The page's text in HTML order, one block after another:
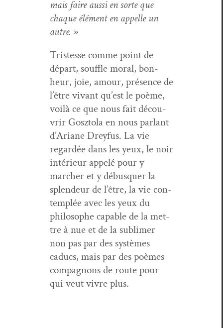
mais faire aus­si en sorte que
chaque élé­ment en appelle un
autre. »
Tristesse comme point de
départ, souf­fle moral, bon­
heur, joie, amour, présence de
l’être vivant qu’est le poème,
voilà ce que nous fait décou­
vrir Gosz­to­la en nous par­lant
d’Ariane Drey­fus. La vie
regardée dans les yeux, le noir
intérieur appelé pour y
marcher et y débus­quer la
splen­deur de l’être, la vie con­
tem­plée avec les yeux du
philosophe capa­ble de la met­
tre à nue et de la sub­limer
non pas par des sys­tèmes
caducs, mais par des poèmes
com­pagnons de route pour
qui veut vivre plus.